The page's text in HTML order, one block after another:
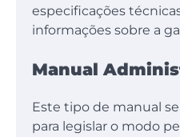
especificações
informações sobre a
Manual
Este tipo de manual
para legislar o modo